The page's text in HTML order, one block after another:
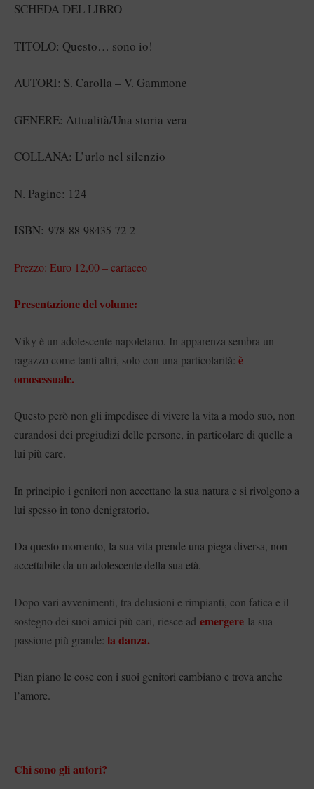
SCHEDA DEL LIBRO
TITOLO: Questo… sono io!
AUTORI: S. Carolla – V. Gammone
GENERE: Attualità/Una storia vera
COLLANA: L’urlo nel silenzio
N. Pagine: 124
ISBN: 978-88-98435-72-2
Prezzo: Euro 12,00 – cartaceo
Presentazione del volume:
Viky è un adolescente napoletano. In apparenza sembra un
ragazzo come tanti altri, solo con una particolarità: è
omosessuale.
Questo però non gli impedisce di vivere la vita a modo suo, non
curandosi dei pregiudizi delle persone, in particolare di quelle a
lui più care.
In principio i genitori non accettano la sua natura e si rivolgono a
lui spesso in tono denigratorio.
Da questo momento, la sua vita prende una piega diversa, non
accettabile da un adolescente della sua età.
Dopo vari avvenimenti, tra delusioni e rimpianti, con fatica e il
sostegno dei suoi amici più cari, riesce ad emergere la sua
passione più grande: la danza.
Pian piano le cose con i suoi genitori cambiano e trova anche
l’amore.
Chi sono gli autori?